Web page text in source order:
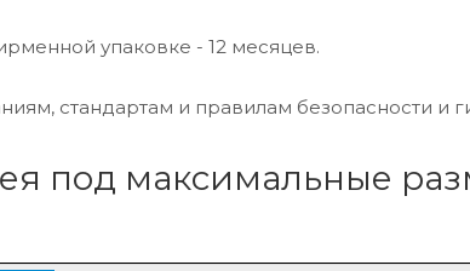
упаковке - 12 месяцев.
стандартам и правилам безопасности и
под максимальные